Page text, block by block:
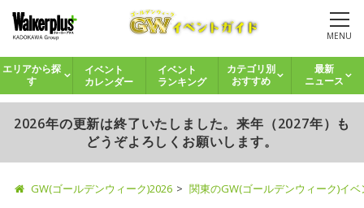
MENU
エリアから探
す
イベント
カレンダー
イベント
ランキング
カテゴリ別
おすすめ
最新
ニュース
2026年の更新は終了いたしました。来年（2027年）も
どうぞよろしくお願いします。
GW(ゴールデンウィーク)2026 関東のGW(ゴールデンウィーク)イ